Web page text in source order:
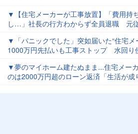
▼【住宅メーカーが工事放置】「費用持
し…」社長の行方わからず全員退職 元
証難しい」
▼「パニックでした」突如届いた“住宅
1000万円先払いも工事ストップ 水回り
▼夢のマイホーム建たぬまま...住宅メー
のは2000万円超のローン返済「生活が成